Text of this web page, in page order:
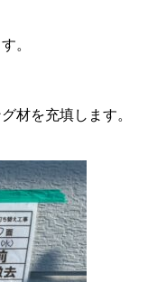
。
材を充填します。